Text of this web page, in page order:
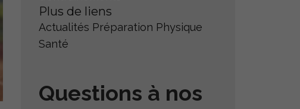
Plus de liens
Actualités Préparation Physique
Santé
Questions à nos